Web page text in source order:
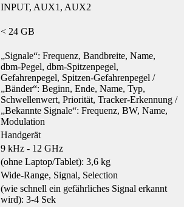
INPUT, AUX1, AUX2
< 24 GB
„Signale“: Frequenz, Bandbreite, Name,
dbm-Pegel, dbm-Spitzenpegel,
Gefahrenpegel, Spitzen-Gefahrenpegel /
„Bänder“: Beginn, Ende, Name, Typ,
Schwellenwert, Priorität, Tracker-Erkennung /
„Bekannte Signale“: Frequenz, BW, Name,
Modulation
Handgerät
9 kHz - 12 GHz
(ohne Laptop/Tablet): 3,6 kg
Wide-Range, Signal, Selection
(wie schnell ein gefährliches Signal erkannt
wird): 3-4 Sek